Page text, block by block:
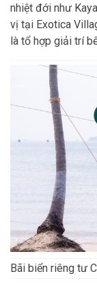
nhiệt đới như
vị tại Exotica
là tổ hợp giải trí
Bãi biển riêng tư